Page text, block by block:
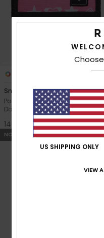
FIBRA
Small Beach
Portafoglio a due facce Rosa
Donna
14,00 €
NOVITÀ
US SHIPPING ONLY
VIEW